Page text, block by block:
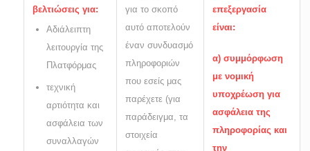
βελτιώσεις για:
Αδιάλειπτη
λειτουργία της
Πλατφόρμας
τεχνική
αρτιότητα και
ασφάλεια των
συναλλαγών
για το σκοπό
αυτό αποτελούν
έναν συνδυασμό
πληροφοριών
που εσείς μας
παρέχετε (για
παράδειγμα, τα
στοιχεία
επεξεργασία
είναι:
α) συμμόρφωση
με νομική
υποχρέωση για
ασφάλεια της
πληροφορίας και
την